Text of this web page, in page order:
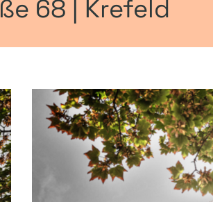
68 | Krefeld